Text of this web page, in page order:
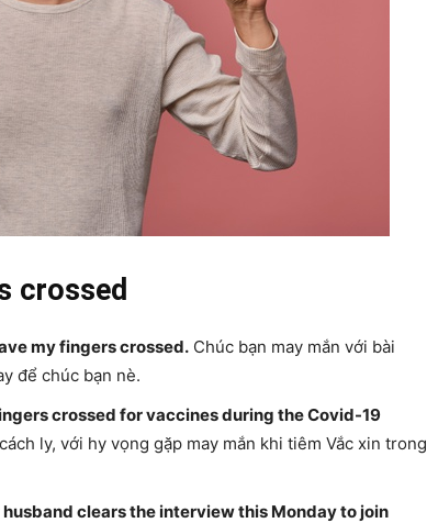
crossed
my fingers crossed. Chúc bạn may mắn với bài
để chúc bạn nè.
crossed for vaccines during the Covid-19
ly, với hy vọng gặp may mắn khi tiêm Vắc xin trong
clears the interview this Monday to join